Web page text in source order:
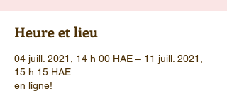
Heure et lieu
04 juill. 2021, 14 h 00 HAE – 11 juill. 2021,
15 h 15 HAE
en ligne!